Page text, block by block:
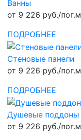
Ванны
от 9 226 руб./пог.м
ПОДРОБНЕЕ
Стеновые панели
от 9 226 руб./пог.м
ПОДРОБНЕЕ
Душевые поддоны
от 9 226 руб./пог.м